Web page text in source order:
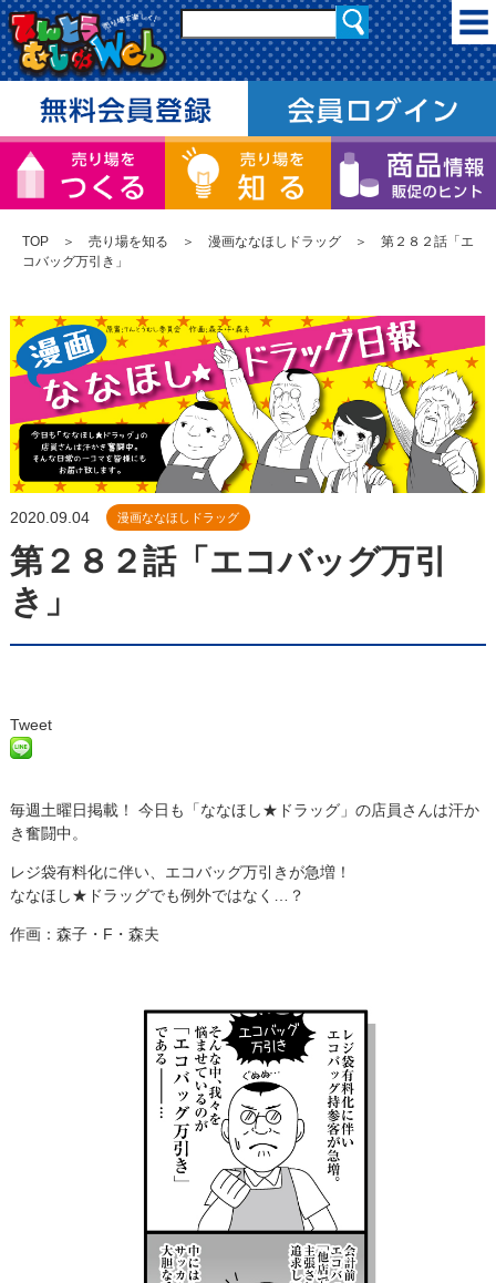
TOP ＞ 売り場を知る ＞ 漫画ななほしドラッグ ＞ 第２８２話「エ
コバッグ万引き」
2020.09.04 漫画ななほしドラッグ
第２８２話「エコバッグ万引
き」
Tweet
毎週土曜日掲載！ 今日も「ななほし★ドラッグ」の店員さんは汗か
き奮闘中。
レジ袋有料化に伴い、エコバッグ万引きが急増！
ななほし★ドラッグでも例外ではなく…？
作画：森子・F・森夫